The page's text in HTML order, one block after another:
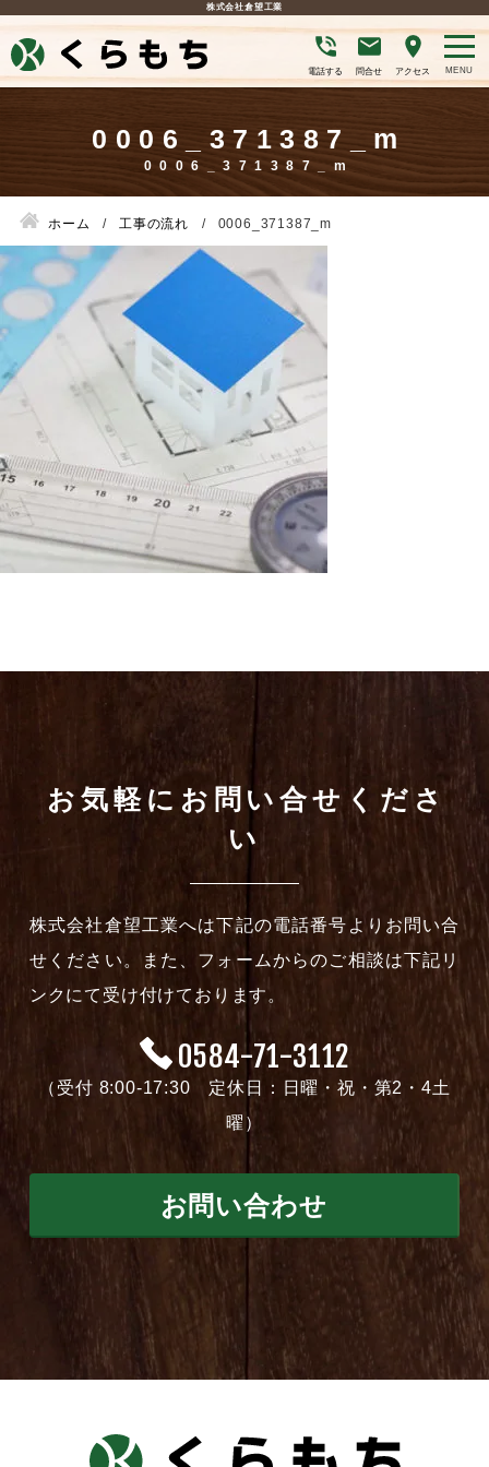
株式会社倉望工業
電話する 問合せ アクセス
0006_371387_m
ホーム 工事の流れ 0006_371387_m
お気軽にお問い合せくださ
い
株式会社倉望工業へは下記の電話番号よりお問い合
せください。また、フォームからのご相談は下記リ
ンクにて受け付けております。
0584-71-3112
（受付 8:00-17:30 定休日：日曜・祝・第2・4土
曜）
お問い合わせ